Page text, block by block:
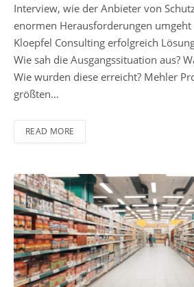
Interview, wie der Anbieter von
enormen Herausforderungen
Kloepfel Consulting erfolgreich
Wie sah die Ausgangssituation aus?
Wie wurden diese erreicht? Mehler
größten…
READ MORE